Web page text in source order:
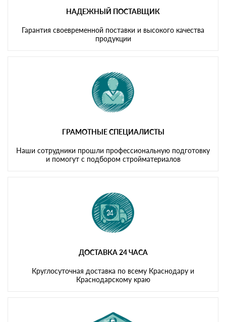
НАДЕЖНЫЙ ПОСТАВЩИК
Гарантия своевременной поставки и высокого качества
продукции
ГРАМОТНЫЕ СПЕЦИАЛИСТЫ
Наши сотрудники прошли профессиональную подготовку
и помогут с подбором стройматериалов
ДОСТАВКА 24 ЧАСА
Круглосуточная доставка по всему Краснодару и
Краснодарскому краю